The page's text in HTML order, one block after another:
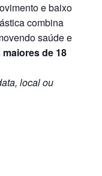
e baixo
combina
saúde e
de 18
local ou